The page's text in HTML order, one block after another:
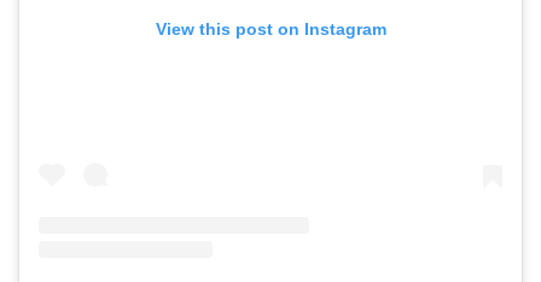
View this post on Instagram